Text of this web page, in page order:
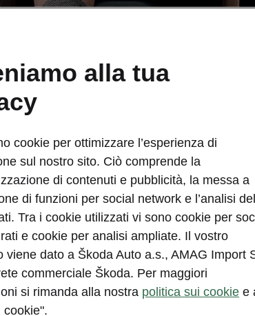
su Škoda Connect
alla tua
cookie per ottimizzare l’esperienza di
sul nostro sito. Ciò comprende la
di contenuti e pubblicità, la messa a
di funzioni per social network e l’analisi del
Tra i cookie utilizzati vi sono cookie per
e cookie per analisi ampliate. Il vostro
viene dato a Škoda Auto a.s., AMAG Import
commerciale Škoda. Per maggiori
si rimanda alla nostra politica sui cookie e
cookie".